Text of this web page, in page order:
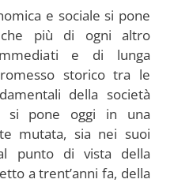
e sociale si pone
che più di ogni altro
e di lunga
storico tra le
della società
si pone oggi in una
mutata, sia nei suoi
punto di vista della
a trent’anni fa, della